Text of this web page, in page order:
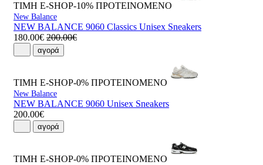
ΤΙΜΗ E-SHOP-10% ΠΡΟΤΕΙΝΟΜΕΝΟ
New Balance
NEW BALANCE 9060 Classics Unisex Sneakers
180.00€ 200.00€
αγορά
ΤΙΜΗ E-SHOP-0% ΠΡΟΤΕΙΝΟΜΕΝΟ
New Balance
NEW BALANCE 9060 Unisex Sneakers
200.00€
αγορά
ΤΙΜΗ E-SHOP-0% ΠΡΟΤΕΙΝΟΜΕΝΟ